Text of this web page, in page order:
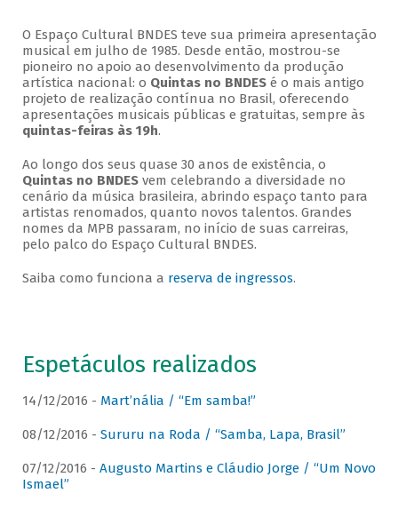
O Espaço Cultural BNDES teve sua primeira apresentação
musical em julho de 1985. Desde então, mostrou-se
pioneiro no apoio ao desenvolvimento da produção
artística nacional: o Quintas no BNDESé o mais antigo
projeto de realização contínua no Brasil, oferecendo
apresentações musicais públicas e gratuitas, sempre às
quintas-feiras às 19h.
Ao longo dos seus quase 30 anos de existência, o
Quintas no BNDESvem celebrando a diversidade no
cenário da música brasileira, abrindo espaço tanto para
artistas renomados, quanto novos talentos. Grandes
nomes da MPB passaram, no início de suas carreiras,
pelo palco do Espaço Cultural BNDES.
Saiba como funciona a reserva de ingressos.
Espetáculos realizados
14/12/2016 - Mart’nália / “Em samba!”
08/12/2016 - Sururu na Roda / “Samba, Lapa, Brasil”
07/12/2016 - Augusto Martins e Cláudio Jorge / “Um Novo
Ismael”